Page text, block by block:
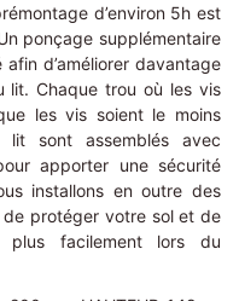
d’environ 5h est
ponçage supplémentaire
d’améliorer davantage
lit. Chaque trou où les vis
les vis soient le moins
lit sont assemblés avec
apporter une sécurité
installons en outre des
protéger votre sol et de
facilement lors du